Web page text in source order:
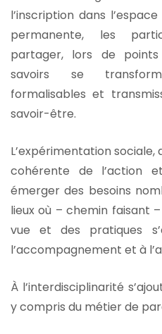
l’inscription dans
permanente, les
partager, lors de
savoirs se
formalisables et
savoir-être.
L’expérimentation
cohérente de l’action
émerger des besoins
lieux où – chemin faisant
vue et des pratiques
l’accompagnement et à
À l’interdisciplinarité
y compris du métier de